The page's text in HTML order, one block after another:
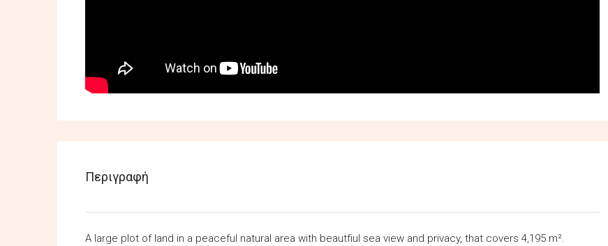
Περιγραφή
A large plot of land in a peaceful natural area with beautfiul sea view and privacy, that covers 4,195 m².